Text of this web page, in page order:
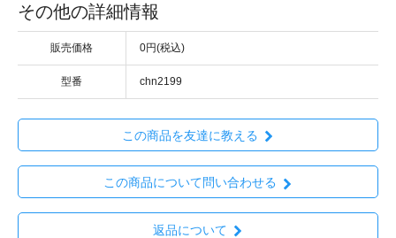
その他の詳細情報
販売価格 0円(税込)
型番 chn2199
この商品を友達に教える
この商品について問い合わせる
返品について